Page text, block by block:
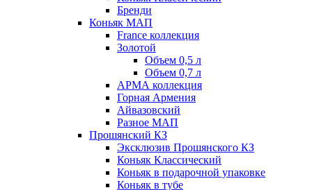
Бренди
Коньяк МАП
France коллекция
Золотой
Объем 0,5 л
Объем 0,7 л
АРМА коллекция
Горная Армения
Айвазовский
Разное МАП
Прошянский КЗ
Эксклюзив Прошянского КЗ
Коньяк Классический
Коньяк в подарочной упаковке
Коньяк в тубе